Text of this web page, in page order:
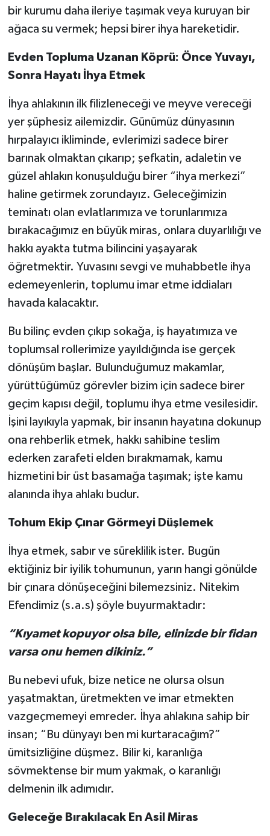
bir kurumu daha ileriye taşımak veya kuruyan bir
ağaca su vermek; hepsi birer ihya hareketidir.
Evden Topluma Uzanan Köprü: Önce Yuvayı,
Sonra Hayatı İhya Etmek
İhya ahlakının ilk filizleneceği ve meyve vereceği
yer şüphesiz ailemizdir. Günümüz dünyasının
hırpalayıcı ikliminde, evlerimizi sadece birer
barınak olmaktan çıkarıp; şefkatin, adaletin ve
güzel ahlakın konuşulduğu birer “ihya merkezi”
haline getirmek zorundayız. Geleceğimizin
teminatı olan evlatlarımıza ve torunlarımıza
bırakacağımız en büyük miras, onlara duyarlılığı ve
hakkı ayakta tutma bilincini yaşayarak
öğretmektir. Yuvasını sevgi ve muhabbetle ihya
edemeyenlerin, toplumu imar etme iddiaları
havada kalacaktır.
Bu bilinç evden çıkıp sokağa, iş hayatımıza ve
toplumsal rollerimize yayıldığında ise gerçek
dönüşüm başlar. Bulunduğumuz makamlar,
yürüttüğümüz görevler bizim için sadece birer
geçim kapısı değil, toplumu ihya etme vesilesidir.
İşini layıkıyla yapmak, bir insanın hayatına dokunup
ona rehberlik etmek, hakkı sahibine teslim
ederken zarafeti elden bırakmamak, kamu
hizmetini bir üst basamağa taşımak; işte kamu
alanında ihya ahlakı budur.
Tohum Ekip Çınar Görmeyi Düşlemek
İhya etmek, sabır ve süreklilik ister. Bugün
ektiğiniz bir iyilik tohumunun, yarın hangi gönülde
bir çınara dönüşeceğini bilemezsiniz. Nitekim
Efendimiz (s.a.s) şöyle buyurmaktadır:
“Kıyamet kopuyor olsa bile, elinizde bir fidan
varsa onu hemen dikiniz.”
Bu nebevi ufuk, bize netice ne olursa olsun
yaşatmaktan, üretmekten ve imar etmekten
vazgeçmemeyi emreder. İhya ahlakına sahip bir
insan; “Bu dünyayı ben mi kurtaracağım?”
ümitsizliğine düşmez. Bilir ki, karanlığa
sövmektense bir mum yakmak, o karanlığı
delmenin ilk adımıdır.
Geleceğe Bırakılacak En Asil Miras